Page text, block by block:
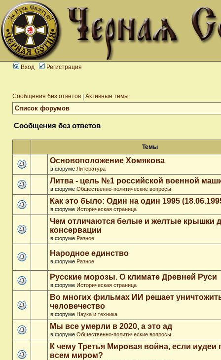
Вход Регистрация
Сообщения без ответов Активные темы
Список форумов
Сообщения без ответов
Темы
Основоположение Хомякова
в форуме Литература
Литва - цель №1 российской военной
в форуме Общественно-политические вопросы
Как это было: Один на один 1995
в форуме Историческая страница
Чем отличаются белые и желтые крышки
консервации
в форуме Разное
Народное единство
в форуме Разное
Русские морозы. О климате Древней Руси
в форуме Историческая страница
Во многих фильмах ИИ решает
человечество
в форуме Наука и техника
Мы все умерли в 2020, а это ад
в форуме Общественно-политические вопросы
К чему Третья Мировая война, если иудеи
всем миром?